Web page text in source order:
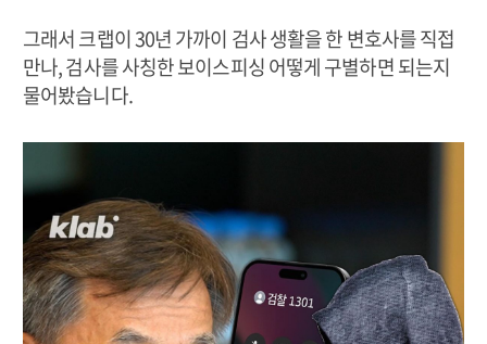
그래서 크랩이 30년 가까이 검사 생활을 한 변호사를 직접
만나, 검사를 사칭한 보이스피싱 어떻게 구별하면 되는지
물어봤습니다.